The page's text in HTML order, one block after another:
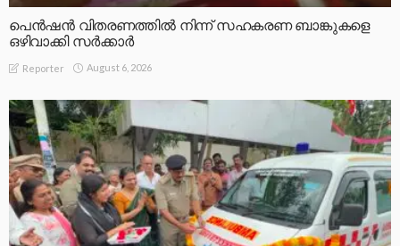
പെൻഷൻ വിതരണത്തിൽ നിന്ന് സഹകരണ ബാങ്കുകളെ
ഒഴിവാക്കി സർക്കാർ
Reporter August 6, 2026